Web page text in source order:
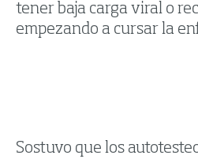
tener baja carga viral o
empezando a cursar la
Sostuvo que los